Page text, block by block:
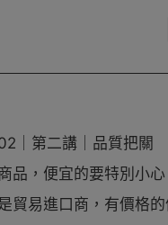
｜第二講｜品質把關
品，便宜的要特別小
貿易進口商，有價格